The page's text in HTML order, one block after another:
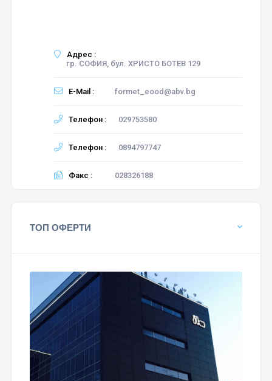
Адрес :
гр. СОФИЯ, бул. ХРИСТО БОТЕВ 129
E-Mail : formet_eood@abv.bg
Телефон : 029753580
Телефон : 0894797747
Факс : 028326188
ТОП ОФЕРТИ